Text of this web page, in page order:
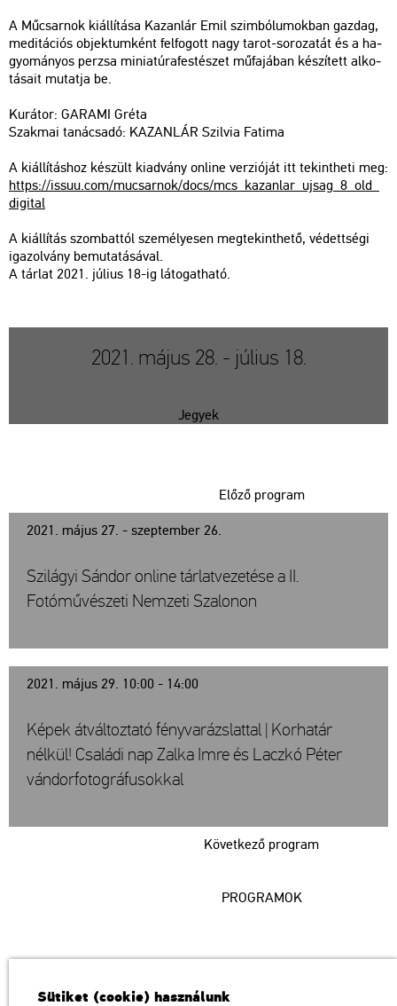
A Mű­csar­nok ki­ál­lí­tá­sa Ka­zan­lár Emil szim­bó­lu­mok­ban gaz­dag,
me­di­tá­ci­ós ob­jek­tum­ként fel­fo­gott nagy tarot-so­ro­za­tát és a ha­
gyo­má­nyos per­zsa mi­ni­a­tú­ra­fes­té­szet mű­fa­já­ban ké­szí­tett al­ko­
tá­sa­it mu­tat­ja be.
Ku­rá­tor: GA­RA­MI Gréta
Szak­mai ta­nács­adó: KA­ZAN­LÁR Szil­via Fa­ti­ma
A ki­ál­lí­tás­hoz ké­szült ki­ad­vány on­line ver­zi­ó­ját itt te­kint­he­ti meg:
https://​issuu.​com/​mu­csar­nok/​docs/​mcs_​ka­zan­lar_​uj­sag_​8_​old_​
di­g­ital
A ki­ál­lí­tás szom­bat­tól sze­mé­lye­sen meg­te­kint­he­tő, vé­dett­sé­gi
iga­zol­vány be­mu­ta­tá­sá­val.
A tár­lat 2021. jú­li­us 18-ig lá­to­gat­ha­tó.
2021. május 28. - július 18.
Jegyek
2021. május 27. - szeptember 26.
Előző program
Szilágyi Sándor online tárlatvezetése a II.
Fotóművészeti Nemzeti Szalonon
2021. május 29. 10:00 - 14:00
Következő program
Képek átváltoztató fényvarázslattal | Korhatár
nélkül! Családi nap Zalka Imre és Laczkó Péter
vándorfotográfusokkal
PROGRAMOK
Sütiket (cookie) használunk